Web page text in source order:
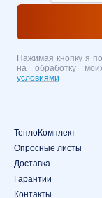
Нажимая кнопку я
на обработку
условиями
ТеплоКомплект
Опросные листы
Доставка
Гарантии
Контакты